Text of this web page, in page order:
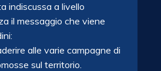
indiscussa a livello
il messaggio che viene
alle varie campagne di
sul territorio.